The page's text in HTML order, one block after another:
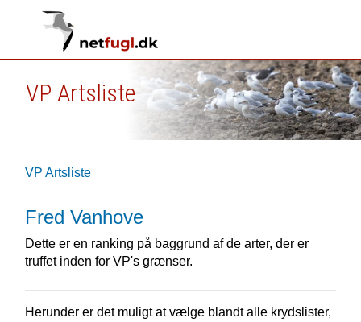
VP Artsliste
VP Artsliste
Fred Vanhove
Dette er en ranking på baggrund af de arter, der er
truffet inden for VP's grænser.
Herunder er det muligt at vælge blandt alle krydslister,